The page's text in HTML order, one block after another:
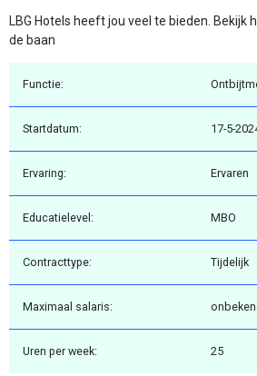
LBG Hotels heeft jou veel te bieden. Bekijk
de baan
Functie:
Startdatum: 17-5-
Ervaring: Ervaren
Educatielevel: MBO
Contracttype: Tijdelijk
Maximaal salaris:
Uren per week: 25